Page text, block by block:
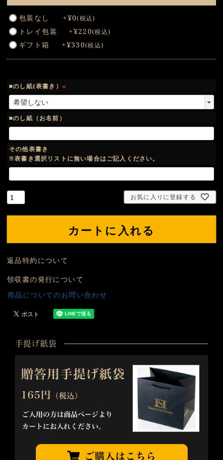
必
須
)
包装なし +¥0 税込
トレイ包装 +¥220 税込
ギフト箱 +¥330 税込
■のし紙(表書き）
必
)
■のし紙（お名前）
その他表書き
※表書き選択リストに無い場合はご記入ください。
お気に入りに登録する
カートに入れる
返品特約について
領収書の発行について
商品についてのお問い合わせ